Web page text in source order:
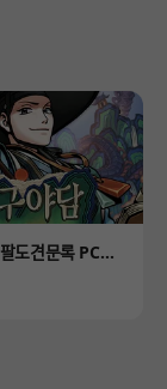
도견문록 PC완